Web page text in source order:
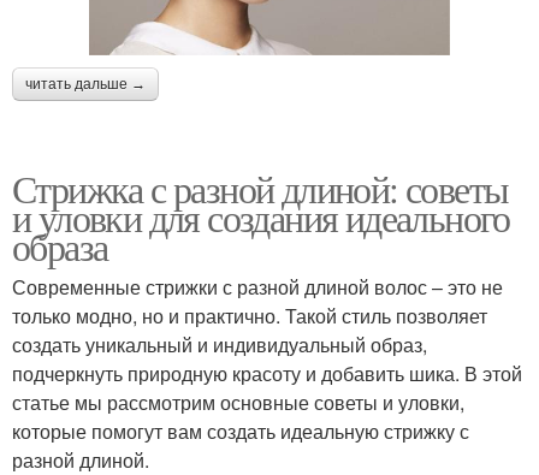
читать дальше →
Стрижка с разной длиной: советы
и уловки для создания идеального
образа
Современные стрижки с разной длиной волос – это не
только модно, но и практично. Такой стиль позволяет
создать уникальный и индивидуальный образ,
подчеркнуть природную красоту и добавить шика. В этой
статье мы рассмотрим основные советы и уловки,
которые помогут вам создать идеальную стрижку с
разной длиной.